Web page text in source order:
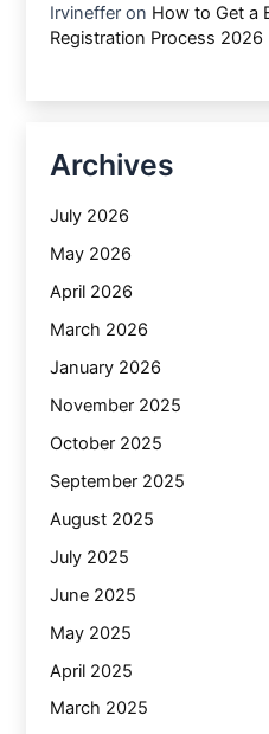
Irvineffer on How to Get a
Registration Process 2026
Archives
July 2026
May 2026
April 2026
March 2026
January 2026
November 2025
October 2025
September 2025
August 2025
July 2025
June 2025
May 2025
April 2025
March 2025